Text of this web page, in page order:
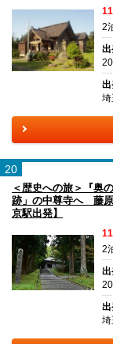
2
出
20
＜歴史への旅＞『
跡」の中尊寺へ 藤
京駅出発】
2
出